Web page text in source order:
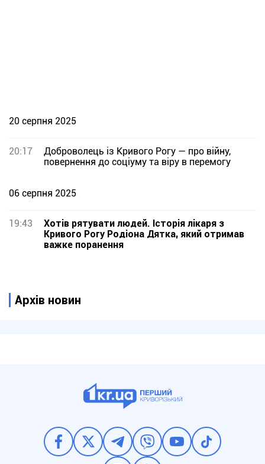
20 серпня 2025
20:17
Доброволець із Кривого Рогу — про війну,
повернення до соціуму та віру в перемогу
06 серпня 2025
19:43
Хотів рятувати людей. Історія лікаря з
Кривого Рогу Родіона Дятка, який отримав
важке поранення
Архів новин